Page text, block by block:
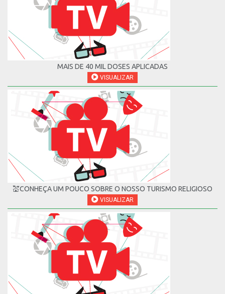
MAIS DE 40 MIL DOSES APLICADAS
VISUALIZAR
💒CONHEÇA UM POUCO SOBRE O NOSSO TURISMO RELIGIOSO
VISUALIZAR